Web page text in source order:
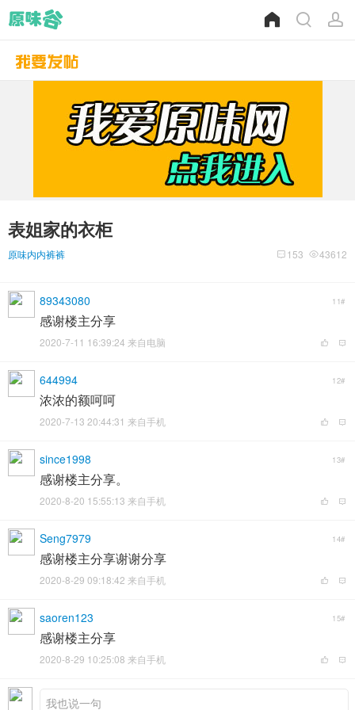
表姐家的衣柜
原味内内裤裤 43612
153
89343080 11#
感谢楼主分享
2020-7-11 16:39:24 来自电脑
644994 12#
浓浓的额呵呵
2020-7-13 20:44:31 来自手机
since1998 13#
感谢楼主分享。
2020-8-20 15:55:13 来自手机
Seng7979 14#
感谢楼主分享谢谢分享
2020-8-29 09:18:42 来自手机
saoren123 15#
感谢楼主分享
2020-8-29 10:25:08 来自手机